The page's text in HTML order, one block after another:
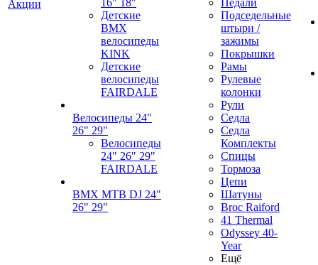
Акции
16" 18"
Детские
BMX
велосипеды
KINK
Детские
велосипеды
FAIRDALE
Велосипеды 24"
26" 29"
Велосипеды
24" 26" 29"
FAIRDALE
BMX MTB DJ 24"
26" 29"
Педали
Подседельные
штыри /
зажимы
Покрышки
Рамы
Рулевые
колонки
Рули
Седла
Седла
Комплекты
Спицы
Тормоза
Цепи
Шатуны
Broc Raiford
41 Thermal
Odyssey 40-
Year
Ещё